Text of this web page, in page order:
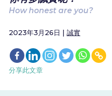
How honest are you?
2023年3月26日 | 誠實
分享此文章